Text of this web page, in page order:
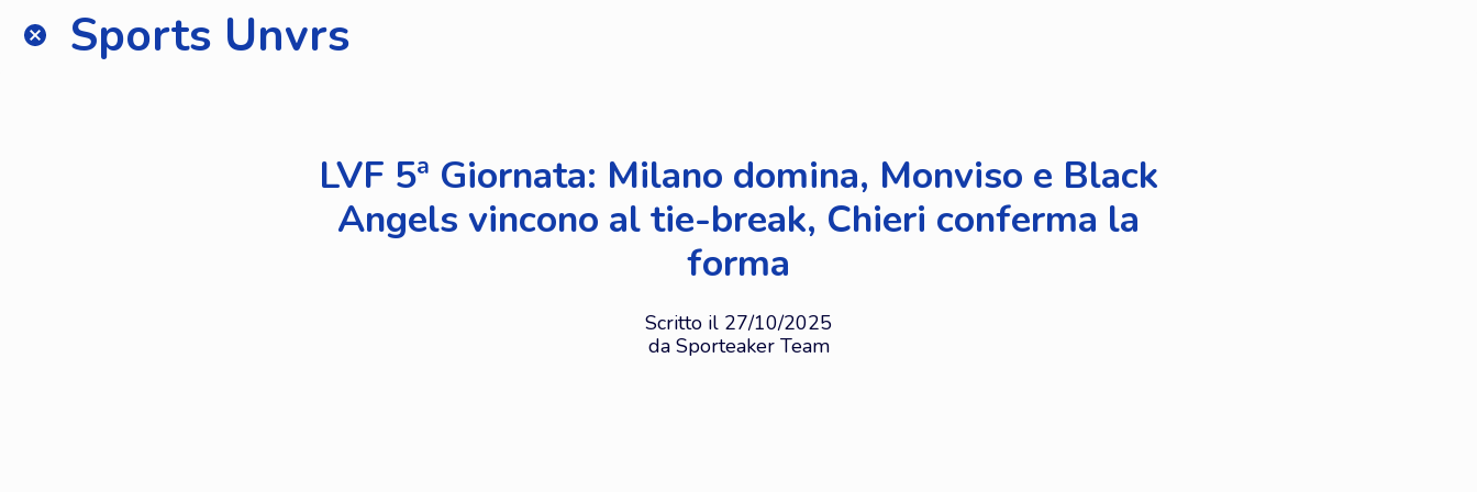
Sports Unvrs
LVF 5ª Giornata: Milano domina, Monviso e Black
Angels vincono al tie-break, Chieri conferma la
forma
Scritto il 27/10/2025
da Sporteaker Team